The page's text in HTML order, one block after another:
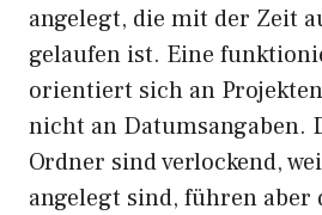
angelegt, die mit der Zeit
gelaufen ist. Eine
orientiert sich an
nicht an Datumsangaben.
Ordner sind verlockend,
angelegt sind, führen aber